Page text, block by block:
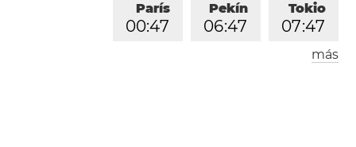
Tokio
07:47
Pekín
06:47
París
00:47
Londres
más